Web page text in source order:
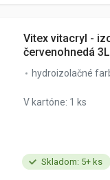
Skladom: 5+ ks
Vitex vitacryl -
červenohnedá 3L
hydroizolačné
V kartóne: 1 ks